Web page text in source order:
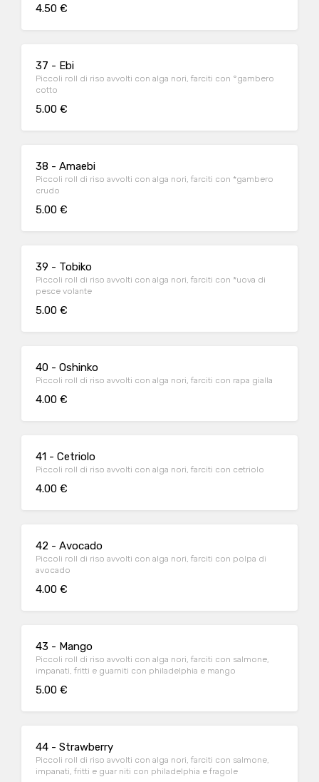
4.50 €
37 - Ebi
Piccoli roll di riso avvolti con alga nori, farciti con °gambero
cotto
5.00 €
38 - Amaebi
Piccoli roll di riso avvolti con alga nori, farciti con *gambero
crudo
5.00 €
39 - Tobiko
Piccoli roll di riso avvolti con alga nori, farciti con *uova di
pesce volante
5.00 €
40 - Oshinko
Piccoli roll di riso avvolti con alga nori, farciti con rapa gialla
4.00 €
41 - Cetriolo
Piccoli roll di riso avvolti con alga nori, farciti con cetriolo
4.00 €
42 - Avocado
Piccoli roll di riso avvolti con alga nori, farciti con polpa di
avocado
4.00 €
43 - Mango
Piccoli roll di riso avvolti con alga nori, farciti con salmone,
impanati, fritti e guarniti con philadelphia e mango
5.00 €
44 - Strawberry
Piccoli roll di riso avvolti con alga nori, farciti con salmone,
impanati, fritti e guar niti con philadelphia e fragole